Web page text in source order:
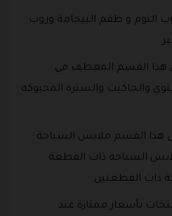
النوم و طقم البيجامة وروب
القسم المعطف في
والجاكيت والسترة المحبوكه
هذا القسم ملابس السباحة
السباحة ذات القطعة
ذات القطعتين.
بأسعار ممتازة عند